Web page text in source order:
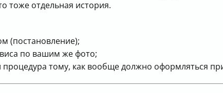
тоже отдельная история.
(постановление);
по вашим же фото;
процедура тому, как вообще должно оформляться